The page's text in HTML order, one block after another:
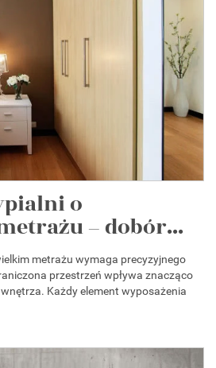
o
– dobór...
metrażu wymaga precyzyjnego
przestrzeń wpływa znacząco
Każdy element wyposażenia